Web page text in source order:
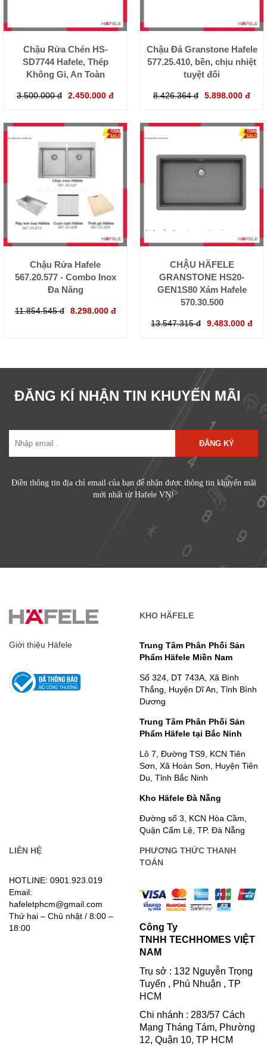
Chậu Rửa Chén HS-
SD7744 Hafele, Thép
Không Gỉ, An Toàn
3.500.000 đ 2.450.000 đ
Chậu Đá Granstone Hafele
577.25.410, bền, chịu nhiệt
tuyệt đối
8.426.364 đ 5.898.000 đ
Chậu Rửa Hafele
567.20.577 - Combo Inox
Đa Năng
11.854.545 đ 8.298.000 đ
CHẬU HÄFELE
GRANSTONE HS20-
GEN1S80 Xám Hafele
570.30.500
13.547.315 đ 9.483.000 đ
ĐĂNG KÍ NHẬN TIN KHUYẾN MÃI
ĐĂNG KÝ
Điền thông tin địa chỉ email của bạn để nhận được thông tin khuyến mãi
mới nhất từ Hafele VN!
Giới thiệu Häfele
KHO HÄFELE
Trung Tâm Phân Phối Sản
Phẩm Häfele Miền Nam
Số 324, DT 743A, Xã Bình
Thắng, Huyện Dĩ An, Tỉnh Bình
Dương
Trung Tâm Phân Phối Sản
Phẩm Häfele tại Bắc Ninh
Lô 7, Đường TS9, KCN Tiên
Sơn, Xã Hoàn Sơn, Huyện Tiên
Du, Tỉnh Bắc Ninh
Kho Häfele Đà Nẵng
Đường số 3, KCN Hòa Cầm,
Quận Cẩm Lệ, TP. Đà Nẵng
LIÊN HỆ
HOTLINE: 0901.923.019
Email:
hafeletphcm@gmail.com
Thứ hai – Chủ nhật / 8:00 –
18:00
PHƯƠNG THỨC THANH
TOÁN
Công Ty
TNHH TECHHOMES VIỆT
NAM
Trụ sở : 132 Nguyễn Trọng
Tuyển , Phú Nhuận , TP
HCM
Chi nhánh : 283/57 Cách
Mạng Tháng Tám, Phường
12, Quận 10, TP HCM